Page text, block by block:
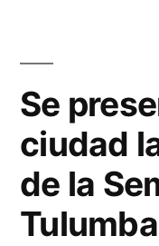
Se
ciudad
de la
Tulumba